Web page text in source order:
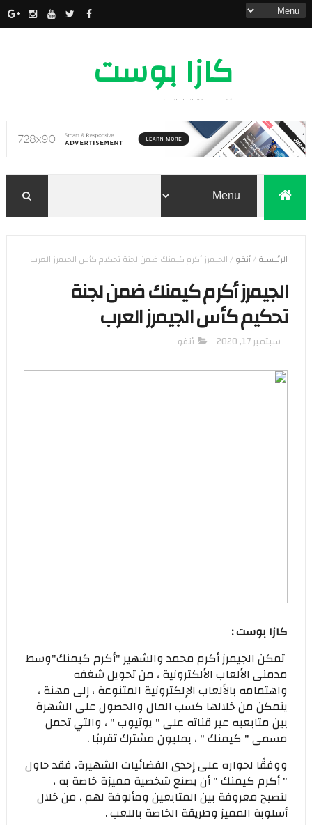
كازا بوست
أخبار مدينة الدار البيضاء
الرئيسية/أنفو/الجيمرز أكرم كيمنك ضمن لجنة تحكيم كأس الجيمرز العرب
الجيمرز أكرم كيمنك ضمن لجنة
تحكيم كأس الجيمرز العرب
سبتمبر 17, 2020 أنفو
كازا بوست :
تمكن الجيمرز أكرم محمد والشهير "أكرم كيمنك"وسط
مدمنى الألعاب الألكترونية ، من تحويل شغفه
واهتمامه بالألعاب الإلكترونية المتنوعة ، إلى مهنة ،
يتمكن من خلالها كسب المال والحصول على الشهرة
بين متابعيه عبر قناته على " يوتيوب " ، والتي تحمل
مسمى " كيمنك " ، بمليون مشترك تقريبًا .
ووفقًا لحواره على إحدى الفضائيات الشهيرة، فقد حاول
" أكرم كيمنك " أن يصنع شخصية مميزة خاصة به ،
لتصبح معروفة بين المتابعين ومألوفة لهم ، من خلال
أسلوبة المميز وطريقة الخاصة باللعب .